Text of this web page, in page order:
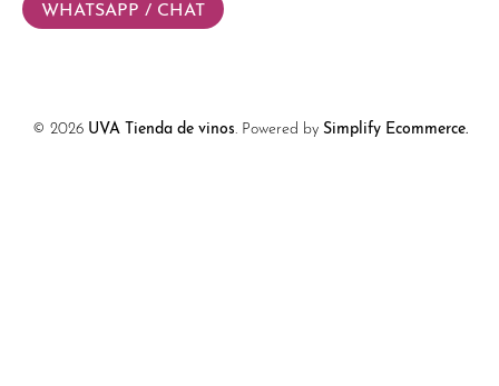
WHATSAPP / CHAT
© 2026 UVA Tienda de vinos. Powered by Simplify Ecommerce.